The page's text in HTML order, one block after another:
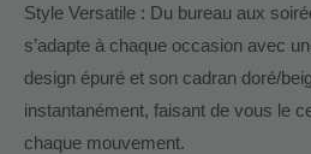
Style Versatile : Du bureau aux
s’adapte à chaque occasion avec
design épuré et son cadran doré/
instantanément, faisant de vous le
chaque mouvement.